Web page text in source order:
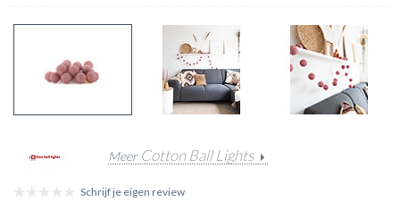
Meer Cotton Ball Lights
Schrijf je eigen review